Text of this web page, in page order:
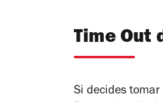
Time Out
Si decides